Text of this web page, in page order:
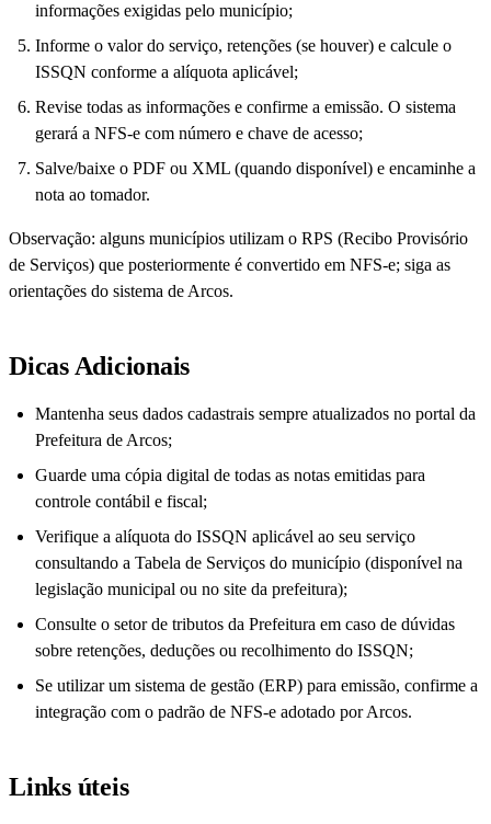
informações exigidas pelo município;
Informe o valor do serviço, retenções (se houver) e calcule o
ISSQN conforme a alíquota aplicável;
Revise todas as informações e confirme a emissão. O sistema
gerará a NFS-e com número e chave de acesso;
Salve/baixe o PDF ou XML (quando disponível) e encaminhe a
nota ao tomador.
Observação: alguns municípios utilizam o RPS (Recibo Provisório
de Serviços) que posteriormente é convertido em NFS-e; siga as
orientações do sistema de Arcos.
Dicas Adicionais
Mantenha seus dados cadastrais sempre atualizados no portal da
Prefeitura de Arcos;
Guarde uma cópia digital de todas as notas emitidas para
controle contábil e fiscal;
Verifique a alíquota do ISSQN aplicável ao seu serviço
consultando a Tabela de Serviços do município (disponível na
legislação municipal ou no site da prefeitura);
Consulte o setor de tributos da Prefeitura em caso de dúvidas
sobre retenções, deduções ou recolhimento do ISSQN;
Se utilizar um sistema de gestão (ERP) para emissão, confirme a
integração com o padrão de NFS-e adotado por Arcos.
Links úteis